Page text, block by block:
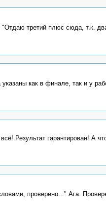
"Отдаю третий плюс сюда, т.к.
как в финале, так и у
Результат гарантирован! А
проверено..." Ага.